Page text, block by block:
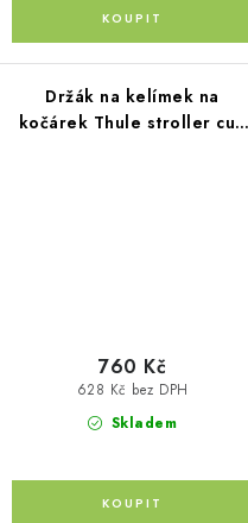
Držák na kelímek na
kočárek Thule stroller cup
Skladem
628 Kč bez DPH
760 Kč